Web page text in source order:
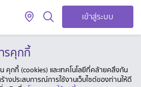
เข้าสู่ระบบ
รคุกกี้
คุกกี้ (cookies) และเทคโนโลยีที่คล้ายคลึงกัน
างประสบการณ์การใช้งานเว็บไซต์ของท่านให้ดี